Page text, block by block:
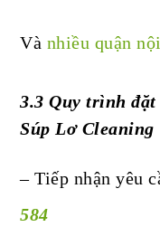
Và nhiều quận
3.3 Quy trình
Súp Lơ Cleaning
– Tiếp nhận yêu
584